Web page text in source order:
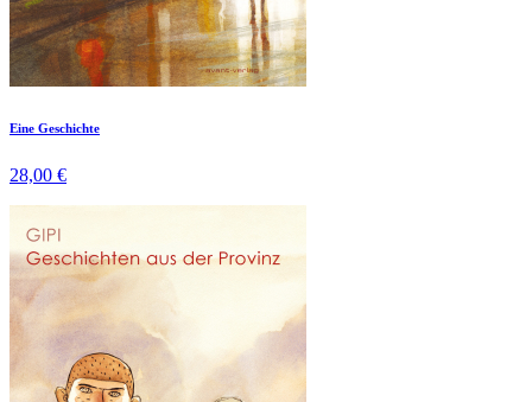
Eine Geschichte
28,00 €